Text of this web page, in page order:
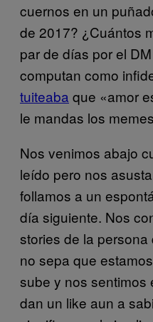
cuernos en un
de 2017? ¿Cuántos
par de días por el
computan como
tuiteaba que «amor
le mandas los
Nos venimos abajo
leído pero nos
follamos a un
día siguiente. Nos
stories de la
no sepa que
sube y nos sentimos
dan un like aun a